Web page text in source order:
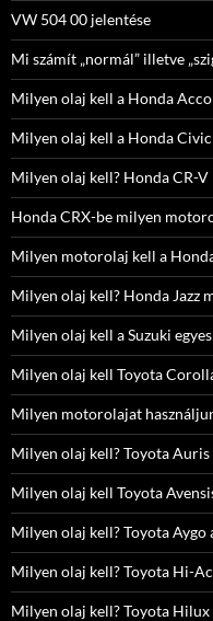
VW 504 00 jelentése
Mi számít „normál” illetve
Milyen olaj kell a Honda
Milyen olaj kell a Honda
Milyen olaj kell? Honda CR-
Honda CRX-be milyen
Milyen motorolaj kell a
Milyen olaj kell? Honda Jazz
Milyen olaj kell a Suzuki
Milyen olaj kell Toyota
Milyen motorolajat
Milyen olaj kell? Toyota
Milyen olaj kell Toyota
Milyen olaj kell? Toyota
Milyen olaj kell? Toyota Hi-
Milyen olaj kell? Toyota